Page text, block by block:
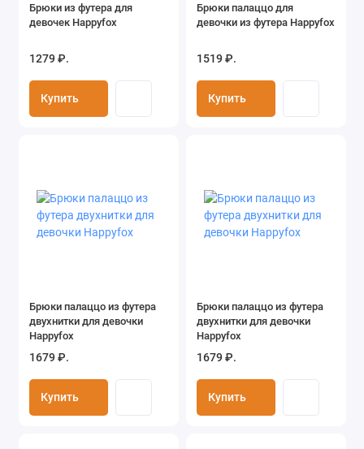
Брюки из футера для
девочек Happyfox
1279 ₽.
Купить
Брюки палаццо для
девочки из футера Happyfox
1519 ₽.
Купить
Брюки палаццо из футера
двухнитки для девочки
Happyfox
1679 ₽.
Купить
Брюки палаццо из футера
двухнитки для девочки
Happyfox
1679 ₽.
Купить